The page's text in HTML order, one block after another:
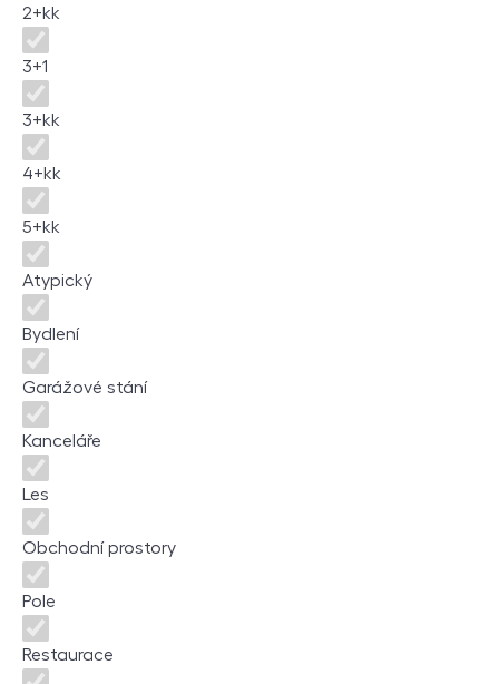
2+kk
3+1
3+kk
4+kk
5+kk
Atypický
Bydlení
Garážové stání
Kanceláře
Les
Obchodní prostory
Pole
Restaurace